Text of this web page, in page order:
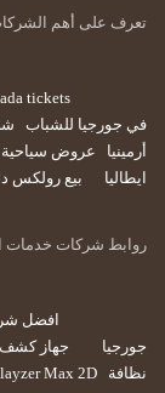
تعرف على أهم
tickets
في جورجيا للشباب
أرمينيا
عروض سياحية
ايطاليا
بيع رولكس
روابط شركات خدمات
افضل
جورجيا
جهاز
نظافة
Max 2D